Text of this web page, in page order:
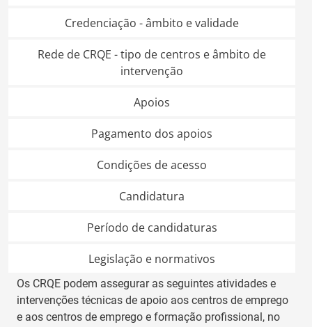
Credenciação - âmbito e validade
Rede de CRQE - tipo de centros e âmbito de
intervenção
Apoios
Pagamento dos apoios
Condições de acesso
Candidatura
Período de candidaturas
Legislação e normativos
Os CRQE podem assegurar as seguintes atividades e
intervenções técnicas de apoio aos centros de emprego
e aos centros de emprego e formação profissional, no